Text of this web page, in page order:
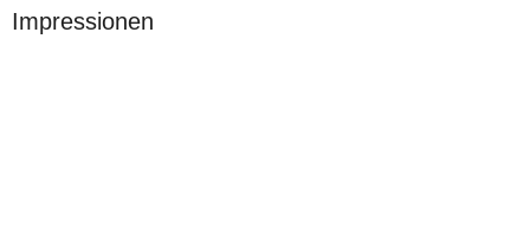
Impressionen